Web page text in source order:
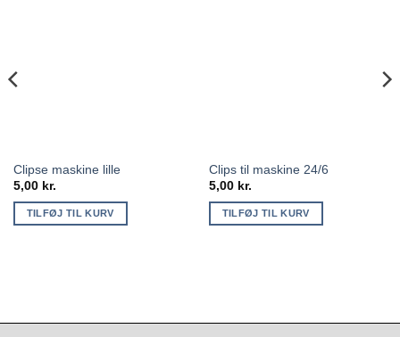
Clipse maskine lille
5,00 kr.
TILFØJ TIL KURV
Clips til maskine 24/6
5,00 kr.
TILFØJ TIL KURV